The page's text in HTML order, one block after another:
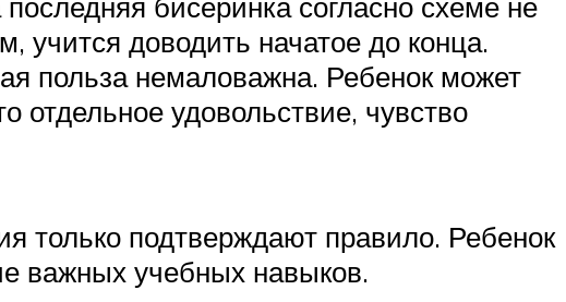
учится доводить начатое до конца.
польза немаловажна. Ребенок может
отдельное удовольствие, чувство
только подтверждают правило. Ребенок
важных учебных навыков.